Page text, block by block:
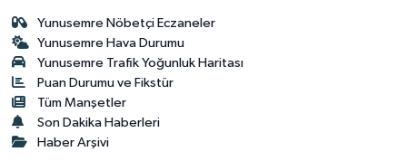
Yunusemre Nöbetçi Eczaneler
Yunusemre Hava Durumu
Yunusemre Trafik Yoğunluk Haritası
Puan Durumu ve Fikstür
Tüm Manşetler
Son Dakika Haberleri
Haber Arşivi